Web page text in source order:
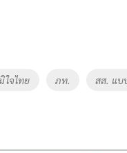
ใจไทย ภท. สส. แ